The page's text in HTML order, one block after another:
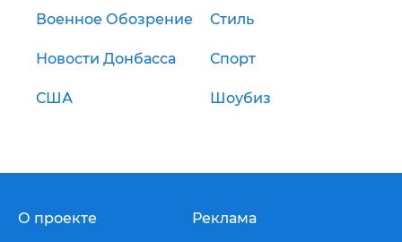
Военное Обозрение Стиль
Новости Донбасса Спорт
США Шоубиз
О проекте Реклама